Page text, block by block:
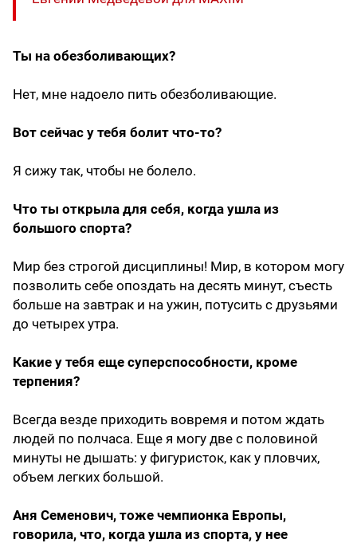
Ты на обезболивающих?
Нет, мне надоело пить обезболивающие.
Вот сейчас у тебя болит что-то?
Я сижу так, чтобы не болело.
Что ты открыла для себя, когда ушла из
большого спорта?
Мир без строгой дисциплины! Мир, в котором могу
позволить себе опоздать на десять минут, съесть
больше на завтрак и на ужин, потусить с друзьями
до четырех утра.
Какие у тебя еще суперспособности, кроме
терпения?
Всегда везде приходить вовремя и потом ждать
людей по полчаса. Еще я могу две с половиной
минуты не дышать: у фигуристок, как у пловчих,
объем легких большой.
Аня Семенович, тоже чемпионка Европы,
говорила, что, когда ушла из спорта, у нее